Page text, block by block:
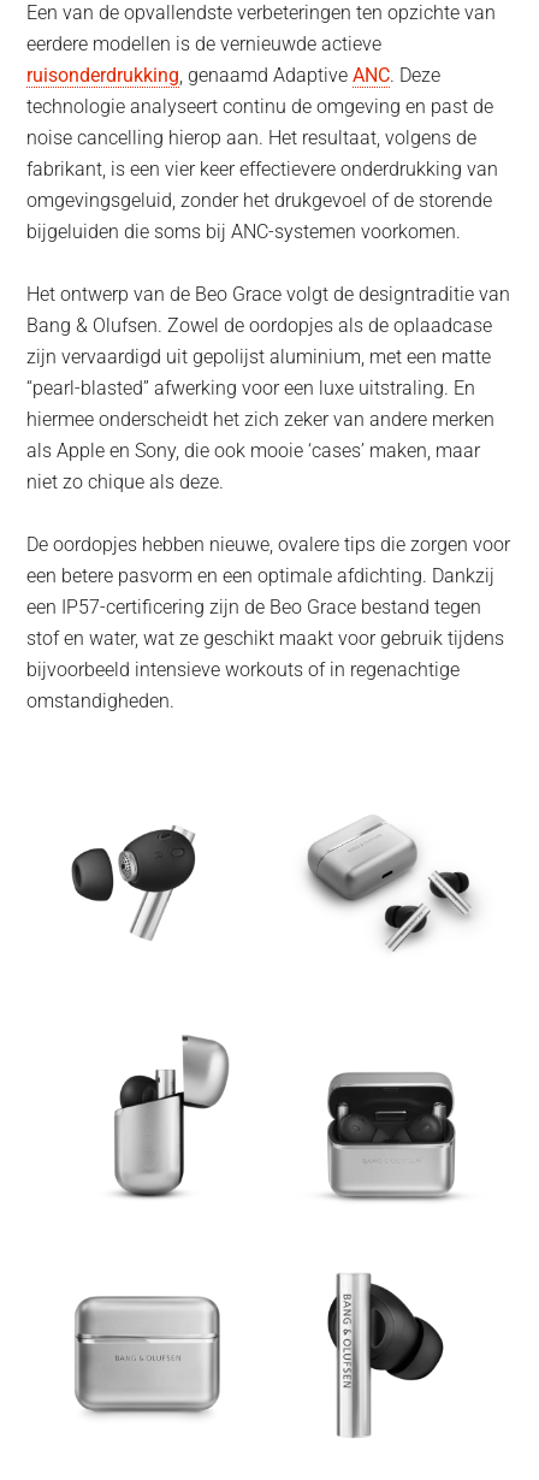
Een van de opvallendste verbeteringen ten opzichte van
eerdere modellen is de vernieuwde actieve
ruisonderdrukking, genaamd AdaptiveANC. Deze
technologie analyseert continu de omgeving en past de
noise cancelling hierop aan. Het resultaat, volgens de
fabrikant, is een vier keer effectievere onderdrukking van
omgevingsgeluid, zonder het drukgevoel of de storende
bijgeluiden die soms bij ANC-systemen voorkomen.
Het ontwerp van de Beo Grace volgt de designtraditie van
Bang & Olufsen. Zowel de oordopjes als de oplaadcase
zijn vervaardigd uit gepolijst aluminium, met een matte
“pearl-blasted” afwerking voor een luxe uitstraling. En
hiermee onderscheidt het zich zeker van andere merken
als Apple en Sony, die ook mooie ‘cases’ maken, maar
niet zo chique als deze.
De oordopjes hebben nieuwe, ovalere tips die zorgen voor
een betere pasvorm en een optimale afdichting. Dankzij
een IP57-certificering zijn de Beo Grace bestand tegen
stof en water, wat ze geschikt maakt voor gebruik tijdens
bijvoorbeeld intensieve workouts of in regenachtige
omstandigheden.